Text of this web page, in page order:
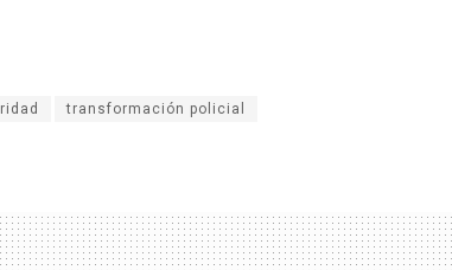
transformación policial